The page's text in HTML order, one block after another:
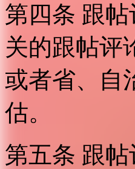
第四条 跟
关的跟帖评
或者省、自
估。
第五条 跟